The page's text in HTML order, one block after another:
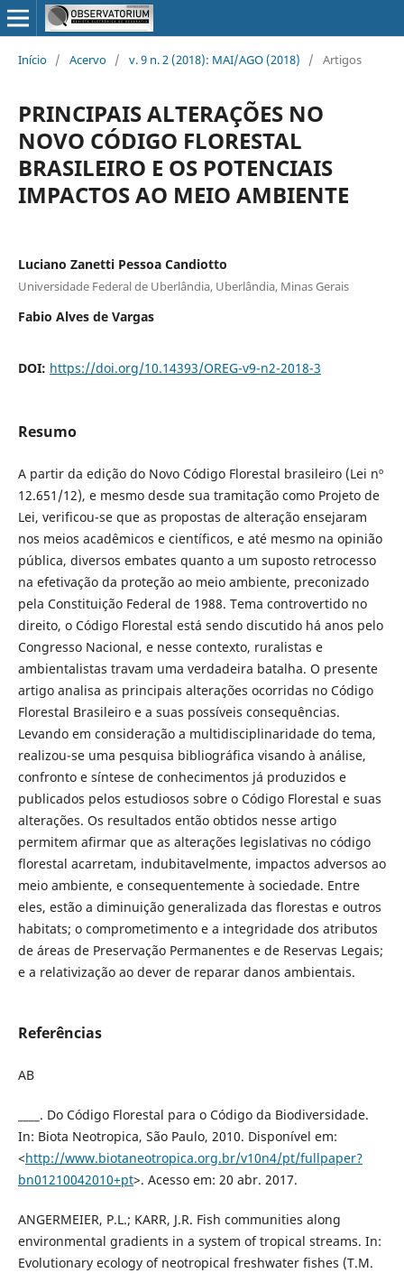
Início / Acervo / v. 9 n. 2 (2018): MAI/AGO (2018) / Artigos
PRINCIPAIS ALTERAÇÕES NO
NOVO CÓDIGO FLORESTAL
BRASILEIRO E OS POTENCIAIS
IMPACTOS AO MEIO AMBIENTE
Luciano Zanetti Pessoa Candiotto
Universidade Federal de Uberlândia, Uberlândia, Minas Gerais
Fabio Alves de Vargas
DOI: https://doi.org/10.14393/OREG-v9-n2-2018-3
Resumo
A partir da edição do Novo Código Florestal brasileiro (Lei nº
12.651/12), e mesmo desde sua tramitação como Projeto de
Lei, verificou-se que as propostas de alteração ensejaram
nos meios acadêmicos e científicos, e até mesmo na opinião
pública, diversos embates quanto a um suposto retrocesso
na efetivação da proteção ao meio ambiente, preconizado
pela Constituição Federal de 1988. Tema controvertido no
direito, o Código Florestal está sendo discutido há anos pelo
Congresso Nacional, e nesse contexto, ruralistas e
ambientalistas travam uma verdadeira batalha. O presente
artigo analisa as principais alterações ocorridas no Código
Florestal Brasileiro e a suas possíveis consequências.
Levando em consideração a multidisciplinaridade do tema,
realizou-se uma pesquisa bibliográfica visando à análise,
confronto e síntese de conhecimentos já produzidos e
publicados pelos estudiosos sobre o Código Florestal e suas
alterações. Os resultados então obtidos nesse artigo
permitem afirmar que as alterações legislativas no código
florestal acarretam, indubitavelmente, impactos adversos ao
meio ambiente, e consequentemente à sociedade. Entre
eles, estão a diminuição generalizada das florestas e outros
habitats; o comprometimento e a integridade dos atributos
de áreas de Preservação Permanentes e de Reservas Legais;
e a relativização ao dever de reparar danos ambientais.
Referências
AB
____. Do Código Florestal para o Código da Biodiversidade.
In: Biota Neotropica, São Paulo, 2010. Disponível em:
<http://www.biotaneotropica.org.br/v10n4/pt/fullpaper?
bn01210042010+pt>. Acesso em: 20 abr. 2017.
ANGERMEIER, P.L.; KARR, J.R. Fish communities along
environmental gradients in a system of tropical streams. In:
Evolutionary ecology of neotropical freshwater fishes (T.M.